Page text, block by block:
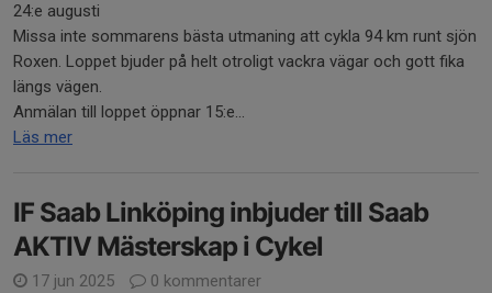
24:e augusti
Missa inte sommarens bästa utmaning att cykla 94 km runt sjön
Roxen. Loppet bjuder på helt otroligt vackra vägar och gott fika
längs vägen.
Anmälan till loppet öppnar 15:e...
Läs mer
IF Saab Linköping inbjuder till Saab
AKTIV Mästerskap i Cykel
17 jun 2025
0 kommentarer